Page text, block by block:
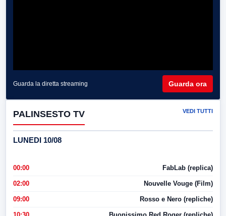
Guarda la diretta streaming Guarda ora
PALINSESTO TV VEDI TUTTI
LUNEDI 10/08
00:00 FabLab (replica)
02:00 Nouvelle Vouge (Film)
09:00 Rosso e Nero (repliche)